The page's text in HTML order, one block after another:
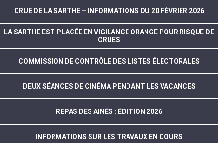
CRUE DE LA SARTHE – INFORMATIONS DU 20 FÉVRIER 2026
LA SARTHE EST PLACÉE EN VIGILANCE ORANGE POUR RISQUE DE
CRUES
COMMISSION DE CONTRÔLE DES LISTES ÉLECTORALES
DEUX SÉANCES DE CINÉMA PENDANT LES VACANCES
REPAS DES AINÉS : ÉDITION 2026
INFORMATIONS SUR LES TRAVAUX EN COURS